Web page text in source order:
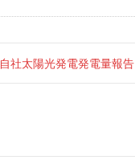
自社太陽光発電発電量報告